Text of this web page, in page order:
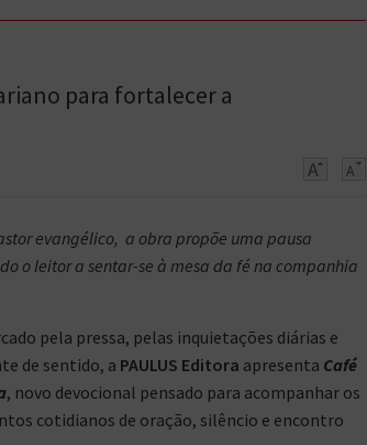
para fortalecer a
evangélico, a obra propõe uma pausa
o leitor a sentar-se à mesa da fé na companhia
pela pressa, pelas inquietações diárias e
de sentido, a PAULUS Editora apresenta Café
, novo devocional pensado para acompanhar os
cotidianos de oração, silêncio e encontro